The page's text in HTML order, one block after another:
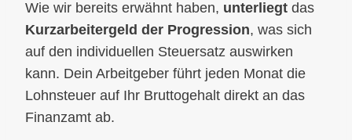
Wie wir bereits erwähnt haben, unterliegt das
Kurzarbeitergeld der Progression, was sich
auf den individuellen Steuersatz auswirken
kann. Dein Arbeitgeber führt jeden Monat die
Lohnsteuer auf Ihr Bruttogehalt direkt an das
Finanzamt ab.